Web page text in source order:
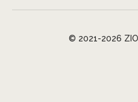
© 2021-2026